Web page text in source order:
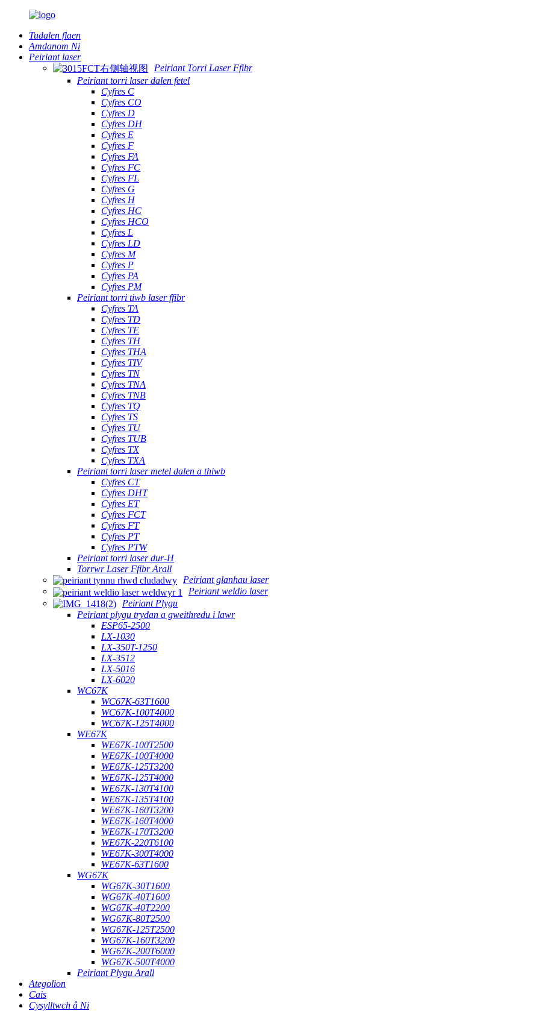
Tudalen flaen
Amdanom Ni
Peiriant laser
Peiriant Torri Laser Ffibr
Peiriant torri laser dalen fetel
Cyfres C
Cyfres CO
Cyfres D
Cyfres DH
Cyfres E
Cyfres F
Cyfres FA
Cyfres FC
Cyfres FL
Cyfres G
Cyfres H
Cyfres HC
Cyfres HCO
Cyfres L
Cyfres LD
Cyfres M
Cyfres P
Cyfres PA
Cyfres PM
Peiriant torri tiwb laser ffibr
Cyfres TA
Cyfres TD
Cyfres TE
Cyfres TH
Cyfres THA
Cyfres TIV
Cyfres TN
Cyfres TNA
Cyfres TNB
Cyfres TQ
Cyfres TS
Cyfres TU
Cyfres TUB
Cyfres TX
Cyfres TXA
Peiriant torri laser metel dalen a thiwb
Cyfres CT
Cyfres DHT
Cyfres ET
Cyfres FCT
Cyfres FT
Cyfres PT
Cyfres PTW
Peiriant torri laser dur-H
Torrwr Laser Ffibr Arall
Peiriant glanhau laser
Peiriant weldio laser
Peiriant Plygu
Peiriant plygu trydan a gweithredu i lawr
ESP65-2500
LX-1030
LX-350T-1250
LX-3512
LX-5016
LX-6020
WC67K
WC67K-63T1600
WC67K-100T4000
WC67K-125T4000
WE67K
WE67K-100T2500
WE67K-100T4000
WE67K-125T3200
WE67K-125T4000
WE67K-130T4100
WE67K-135T4100
WE67K-160T3200
WE67K-160T4000
WE67K-170T3200
WE67K-220T6100
WE67K-300T4000
WE67K-63T1600
WG67K
WG67K-30T1600
WG67K-40T1600
WG67K-40T2200
WG67K-80T2500
WG67K-125T2500
WG67K-160T3200
WG67K-200T6000
WG67K-500T4000
Peiriant Plygu Arall
Ategolion
Cais
Cysylltwch â Ni